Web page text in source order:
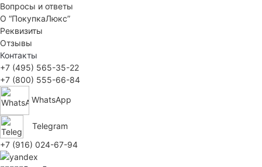
Вопросы и ответы
О “ПокупкаЛюкс”
Реквизиты
Отзывы
Контакты
+7 (495) 565-35-22
+7 (800) 555-66-84
WhatsApp
Telegram
+7 (916) 024-67-94